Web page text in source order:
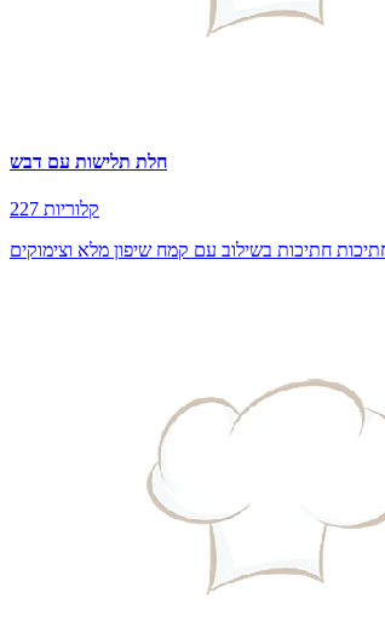
חלת תלישות עם דבש
227 קלוריות
חתיכות בשילוב עם קמח שיפון מלא וצימוקים